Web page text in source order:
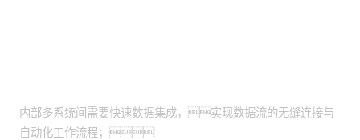
内部多系统间需要快速数据集成，实现数据流的无缝连接与
自动化工作流程；